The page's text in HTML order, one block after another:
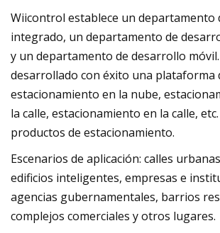
Wiicontrol establece un departamento
integrado, un departamento de
y un departamento de desarrollo
desarrollado con éxito una plataforma
estacionamiento en la nube,
la calle, estacionamiento en la calle,
productos de estacionamiento.
Escenarios de aplicación: calles
edificios inteligentes, empresas e
agencias gubernamentales, barrios
complejos comerciales y otros lugares.